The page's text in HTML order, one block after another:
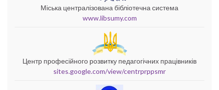
Міська централізована бібліотечна система
www.libsumy.com
Центр професійного розвитку педагогічних працівників
sites.google.com/view/centrprppsmr